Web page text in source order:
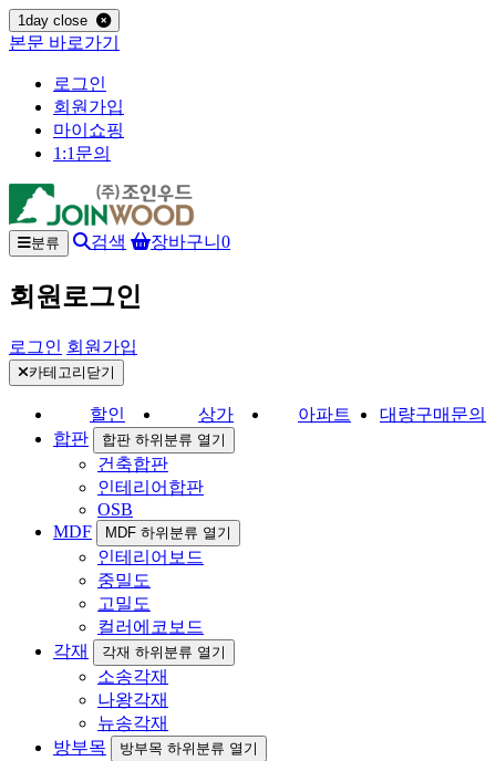
1day close
본문 바로가기
로그인
회원가입
마이쇼핑
1:1문의
분류 검색 장바구니 0
회원로그인
로그인 회원가입
카테고리닫기
할인 상가 아파트
대량구매문의
합판
합판 하위분류 열기
건축합판
인테리어합판
OSB
MDF
MDF 하위분류 열기
인테리어보드
중밀도
고밀도
컬러에코보드
각재
각재 하위분류 열기
소송각재
나왕각재
뉴송각재
방부목
방부목 하위분류 열기